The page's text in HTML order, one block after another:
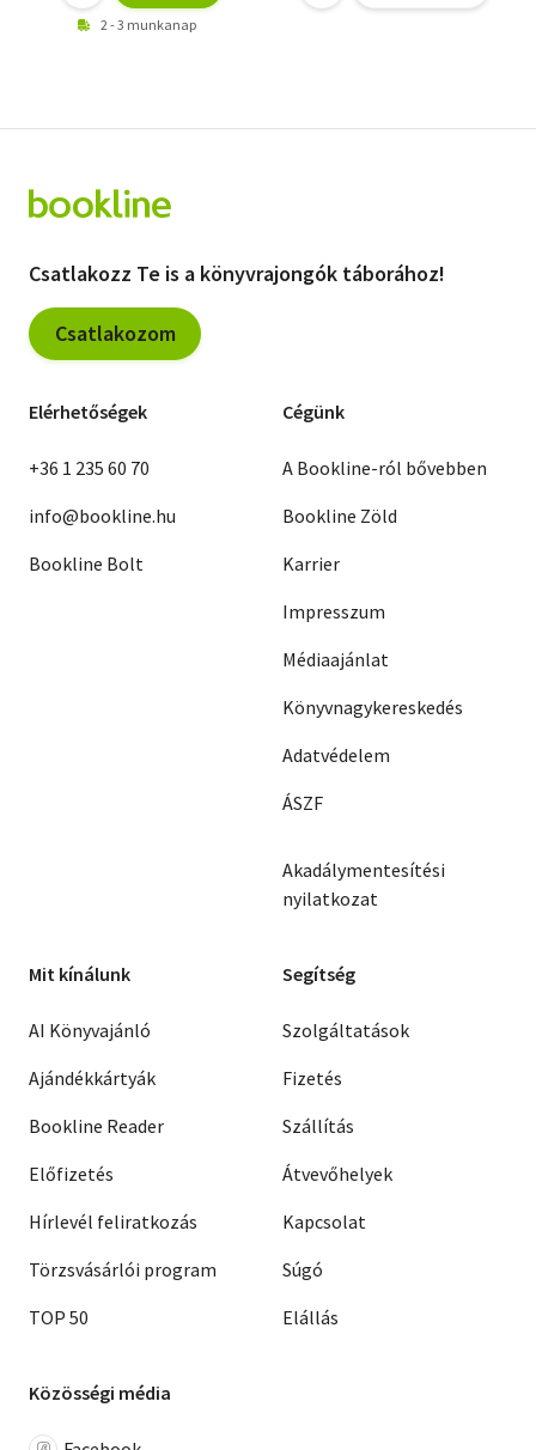
2 - 3 munkanap
Csatlakozz Te is a könyvrajongók táborához!
Csatlakozom
Elérhetőségek
+36 1 235 60 70
info@bookline.hu
Bookline Bolt
Cégünk
A Bookline-ról bővebben
Bookline Zöld
Karrier
Impresszum
Médiaajánlat
Könyvnagykereskedés
Adatvédelem
ÁSZF
Akadálymentesítési
nyilatkozat
Mit kínálunk
AI Könyvajánló
Ajándékkártyák
Bookline Reader
Előfizetés
Hírlevél feliratkozás
Törzsvásárlói program
TOP 50
Segítség
Szolgáltatások
Fizetés
Szállítás
Átvevőhelyek
Kapcsolat
Súgó
Elállás
Közösségi média